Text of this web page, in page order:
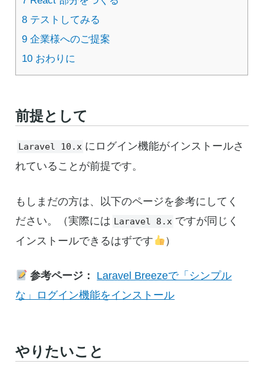
8 テストしてみる
9 企業様へのご提案
10 おわりに
前提として
Laravel 10.x にログイン機能がインストールさ
れていることが前提です。
もしまだの方は、以下のページを参考にしてく
ださい。（実際には Laravel 8.x ですが同じく
インストールできるはずです
）
参考ページ：
Laravel Breezeで「シンプル
な」ログイン機能をインストール
やりたいこと